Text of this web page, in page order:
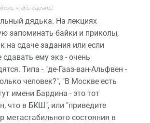
чтобы оценить)
дядька. На лекциях
запоминать байки и приколы,
на сдаче задания или если
сдавать ему экз - очень
Типа - "де-Гааз-ван-Альфвен -
человек?", "В Москве есть
имени Бардина - это тот
что в БКШ", или "приведите
метастабильного состояния в